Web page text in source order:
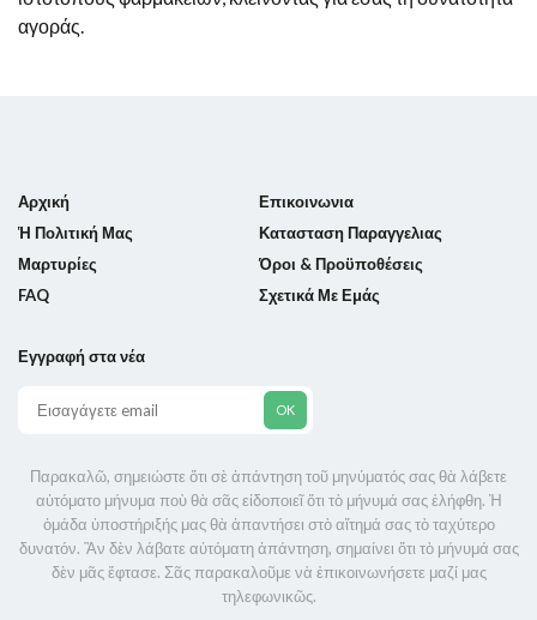
αγοράς.
Αρχική
Επικοινωνια
Ἡ Πολιτική Μας
Κατασταση Παραγγελιας
Μαρτυρίες
Όροι & Προϋποθέσεις
FAQ
Σχετικά Με Εμάς
Εγγραφή στα νέα
Παρακαλῶ, σημειώστε ὅτι σὲ ἀπάντηση τοῦ μηνύματός σας θὰ λάβετε
αὐτόματο μήνυμα ποὺ θὰ σᾶς εἰδοποιεῖ ὅτι τὸ μήνυμά σας ἐλήφθη. Ἡ
ὁμάδα ὑποστήριξής μας θὰ ἀπαντήσει στὸ αἴτημά σας τὸ ταχύτερο
δυνατόν. Ἂν δὲν λάβατε αὐτόματη ἀπάντηση, σημαίνει ὅτι τὸ μήνυμά σας
δὲν μᾶς ἔφτασε. Σᾶς παρακαλοῦμε νὰ ἐπικοινωνήσετε μαζί μας
τηλεφωνικῶς.